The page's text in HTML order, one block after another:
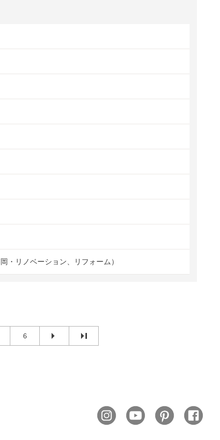
・リノベーション、リフォーム）
6